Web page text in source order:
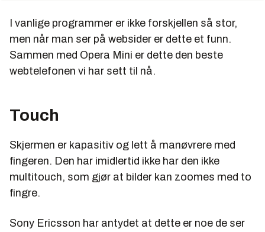
I vanlige programmer er ikke forskjellen så stor,
men når man ser på websider er dette et funn.
Sammen med Opera Mini er dette den beste
webtelefonen vi har sett til nå.
Touch
Skjermen er kapasitiv og lett å manøvrere med
fingeren. Den har imidlertid ikke har den ikke
multitouch, som gjør at bilder kan zoomes med to
fingre.
Sony Ericsson har antydet at dette er noe de ser